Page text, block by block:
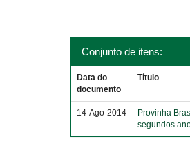
Conjunto de itens:
Data do
documento
Título
14-Ago-2014
Provinha
segundos